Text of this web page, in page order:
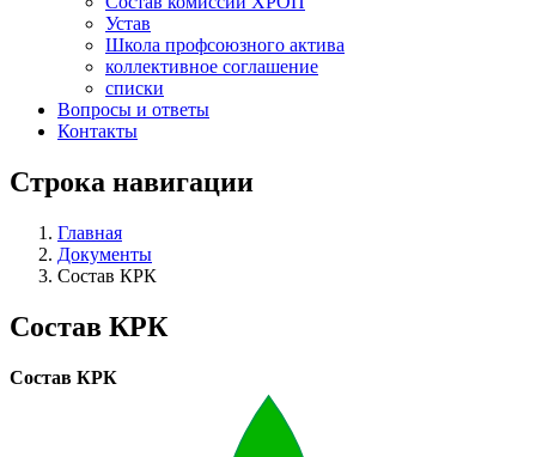
Устав
Школа профсоюзного актива
коллективное соглашение
списки
Вопросы и ответы
Контакты
Строка навигации
Главная
Документы
Состав КРК
Состав КРК
Состав КРК